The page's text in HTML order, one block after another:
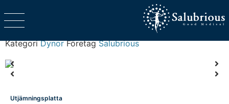
Kategori Dynor Företag Salubrious
Utjämningsplatta